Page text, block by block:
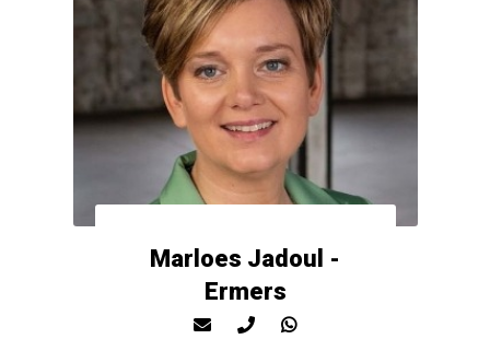
Marloes Jadoul -
Ermers